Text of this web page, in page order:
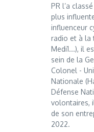
PR l’a
plus
influenceur
radio et à la
Medi1...), il
sein de la
Colonel -
Nationale
Défense
volontaires,
de son
2022.